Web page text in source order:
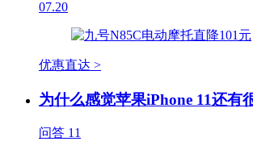
07.20
优惠直达 >
为什么感觉苹果iPhone 11还有
问答 11